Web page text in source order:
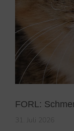
FORL:
31. Juli 2026